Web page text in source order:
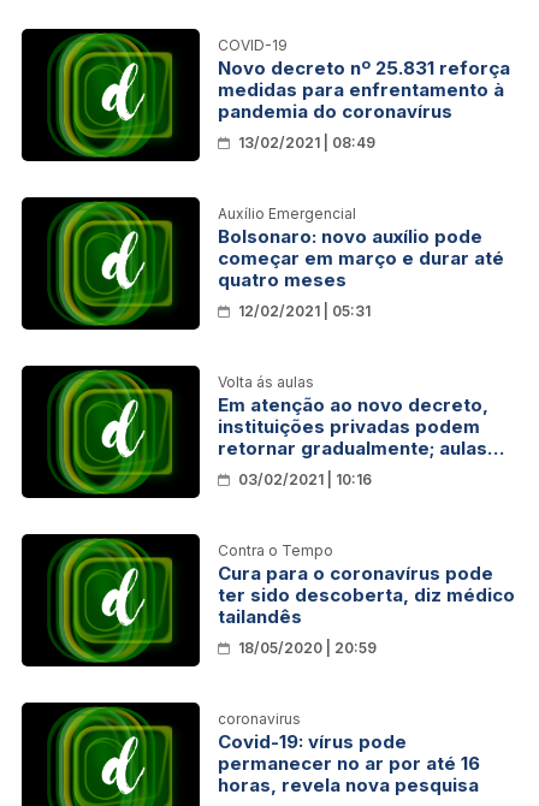
COVID-19
Novo decreto nº 25.831 reforça
medidas para enfrentamento à
pandemia do coronavírus
13/02/2021 | 08:49
Auxílio Emergencial
Bolsonaro: novo auxílio pode
começar em março e durar até
quatro meses
12/02/2021 | 05:31
Volta ás aulas
Em atenção ao novo decreto,
instituições privadas podem
retornar gradualmente; aulas
remotas são opcionais
03/02/2021 | 10:16
Contra o Tempo
Cura para o coronavírus pode
ter sido descoberta, diz médico
tailandês
18/05/2020 | 20:59
coronavirus
Covid-19: vírus pode
permanecer no ar por até 16
horas, revela nova pesquisa